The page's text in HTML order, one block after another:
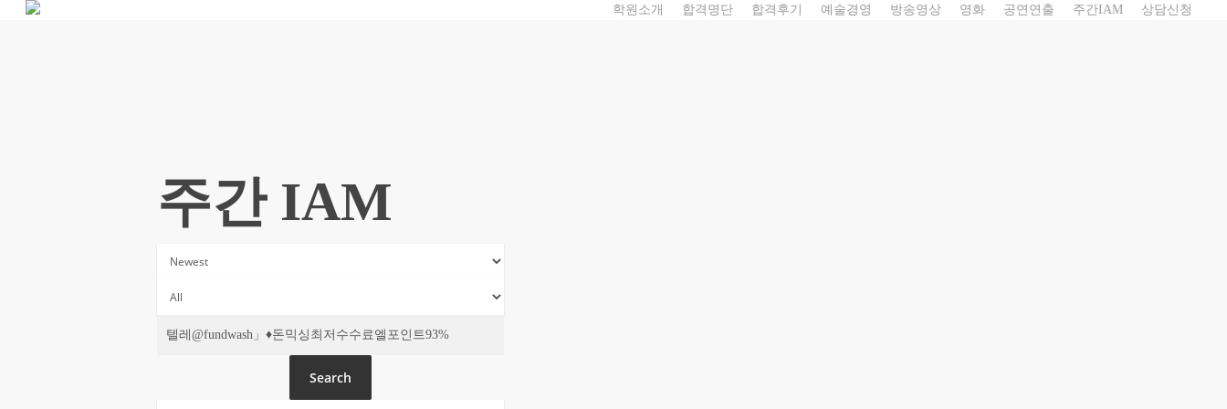
학원소개 합격명단 합격후기 예술경영 방송영상 영화 공연연출 주간IAM 상담신청
주간 IAM
Search